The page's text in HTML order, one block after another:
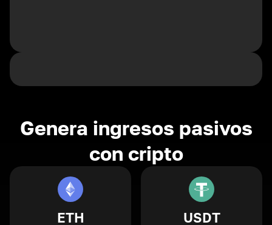
Genera ingresos pasivos
con cripto
ETH USDT